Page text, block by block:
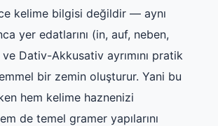
kelime bilgisi değildir — aynı
yer edatlarını (in, auf, neben,
Dativ-Akkusativ ayrımını pratik
bir zemin oluşturur. Yani bu
hem kelime haznenizi
de temel gramer yapılarını